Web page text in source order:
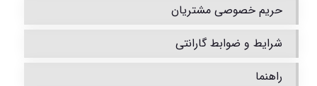
حریم خصوصی مشتریان
شرایط و ضوابط گارانتی
راهنما